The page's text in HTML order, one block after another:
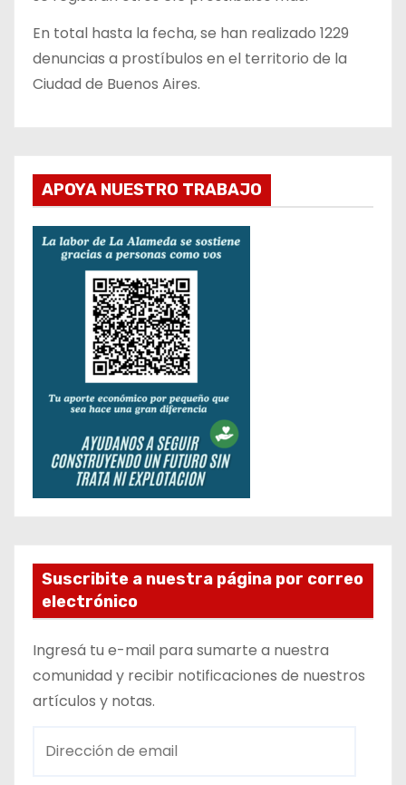
En total hasta la fecha, se han realizado 1229
denuncias a prostíbulos en el territorio de la
Ciudad de Buenos Aires.
APOYA NUESTRO TRABAJO
Suscribite a nuestra página por correo
electrónico
Ingresá tu e-mail para sumarte a nuestra
comunidad y recibir notificaciones de nuestros
artículos y notas.